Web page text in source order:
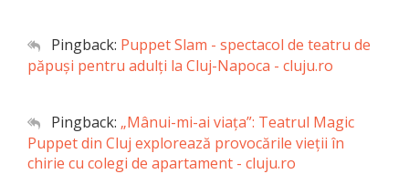
Pingback: Puppet Slam - spectacol de teatru de
păpuşi pentru adulţi la Cluj-Napoca - cluju.ro
Pingback: „Mânui-mi-ai viața”: Teatrul Magic
Puppet din Cluj explorează provocările vieții în
chirie cu colegi de apartament - cluju.ro